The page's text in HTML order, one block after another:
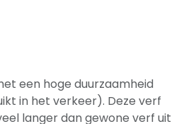
een hoge duurzaamheid
in het verkeer). Deze verf
langer dan gewone verf uit